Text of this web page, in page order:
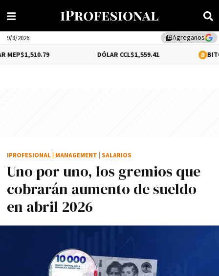
library_addAgreganos
9/8/2026
DÓLAR CCL$1,559.41 BITCOIN0.18%
Uno por uno, los gremios que
cobrarán aumento de sueldo
en abril 2026
IPROFESIONAL MANAGEMENT SALARIOS